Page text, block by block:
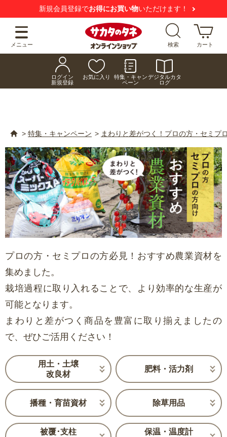
新規会員登録でお得にお買い物いただけます！
メニュー 検索 カート
ログイン
新規登録
お気に入り
特集・キャン
ペーン
デジタルカタ
ログ
> 特集・キャンペーン > まわりと差がつく！プロの方・セミプ
プロの方・セミプロの方必見！おすすめ農業資材を
集めました。
栽培過程に取り入れることで、より効率的な生産が
可能となります。
まわりと差がつく商品を豊富に取り揃えましたの
で、ぜひご活用ください！
用土・土壌
改良材
肥料・活力剤
播種・育苗資材 除草用品
被覆･支柱
保温・温度計